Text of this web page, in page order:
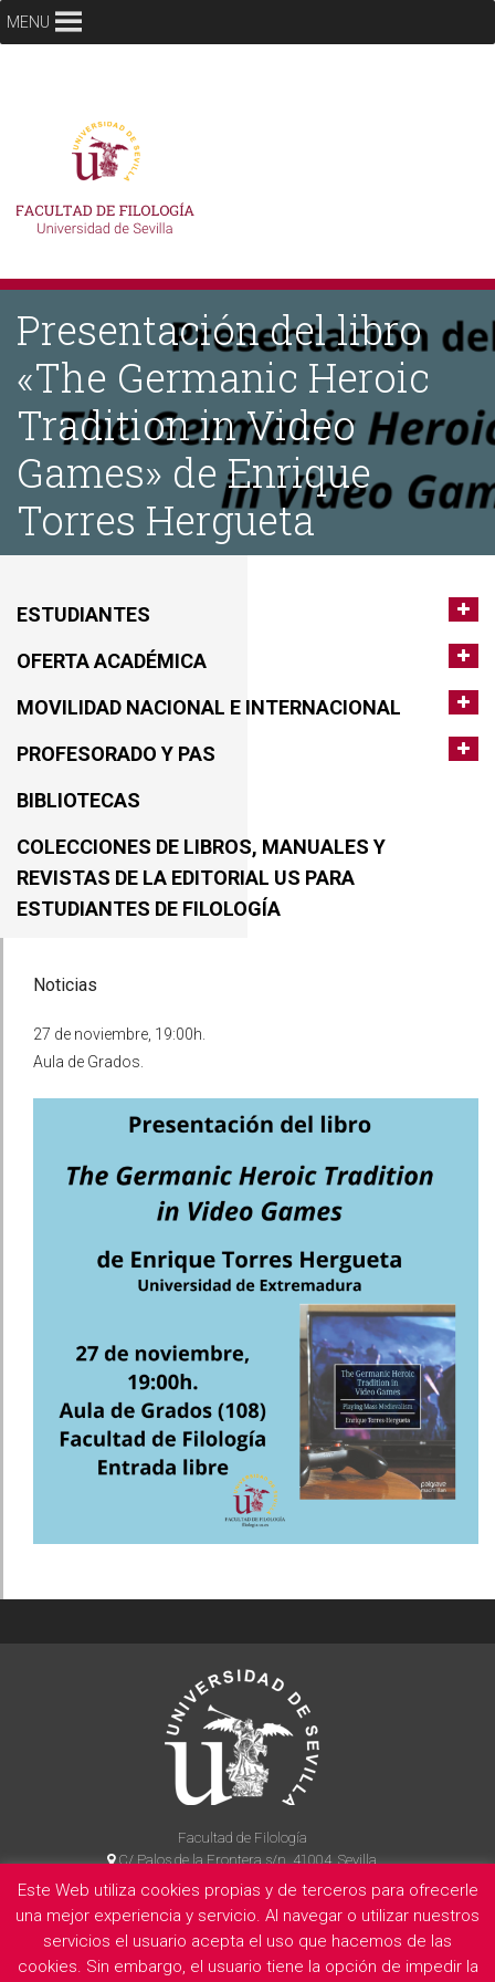
MENU
Presentación del libro
«The Germanic Heroic
Tradition in Video
Games» de Enrique
Torres Hergueta
ESTUDIANTES
OFERTA ACADÉMICA
MOVILIDAD NACIONAL E INTERNACIONAL
PROFESORADO Y PAS
BIBLIOTECAS
COLECCIONES DE LIBROS, MANUALES Y
REVISTAS DE LA EDITORIAL US PARA
ESTUDIANTES DE FILOLOGÍA
Noticias
27 de noviembre, 19:00h.
Aula de Grados.
Facultad de Filología
C/ Palos de la Frontera s/n, 41004, Sevilla
954 55 14 90
La Facultad Información legal Politica de privacidad Cookies
Este Web utiliza cookies propias y de terceros para ofrecerle
una mejor experiencia y servicio. Al navegar o utilizar nuestros
servicios el usuario acepta el uso que hacemos de las
cookies. Sin embargo, el usuario tiene la opción de impedir la